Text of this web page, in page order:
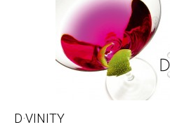
D·VINITY